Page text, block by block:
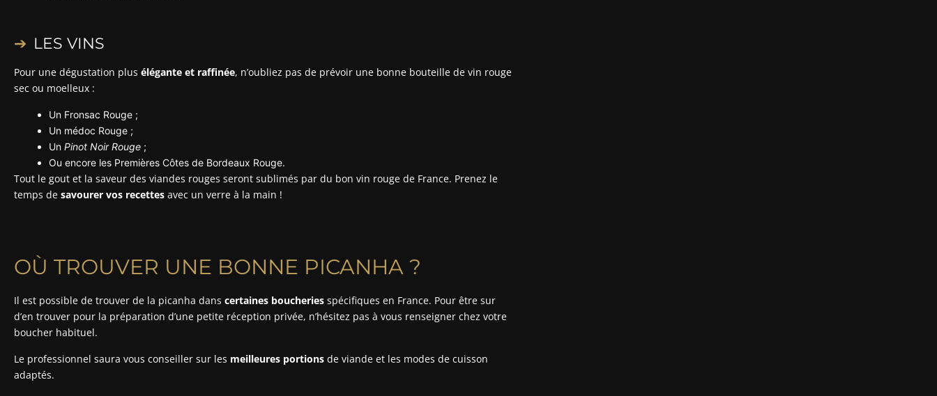
LES VINS
Pour une dégustation plus élégante et raffinée, n’oubliez pas de prévoir une bonne bouteille de vin rouge
sec ou moelleux :
Un Fronsac Rouge ;
Un médoc Rouge ;
Un Pinot Noir Rouge ;
Ou encore les Premières Côtes de Bordeaux Rouge.
Tout le gout et la saveur des viandes rouges seront sublimés par du bon vin rouge de France. Prenez le
temps de savourer vos recettes avec un verre à la main !
OÙ TROUVER UNE BONNE PICANHA ?
Il est possible de trouver de la picanha dans certaines boucheries spécifiques en France. Pour être sur
d’en trouver pour la préparation d’une petite réception privée, n’hésitez pas à vous renseigner chez votre
boucher habituel.
Le professionnel saura vous conseiller sur les meilleures portions de viande et les modes de cuisson
adaptés.